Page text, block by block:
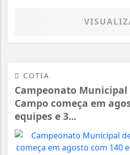
COTIA
Campeonato Municipal
Campo começa em
equipes e 3...